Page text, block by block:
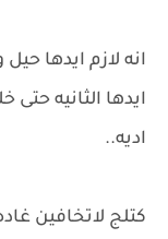
انه لازم ايدها
ايدها الثانيه
اديه..
كتلج لاتخافين